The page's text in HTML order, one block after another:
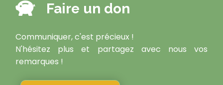
Faire un don
Communiquer, c'est précieux !
N'hésitez plus et partagez avec nous vos
remarques !